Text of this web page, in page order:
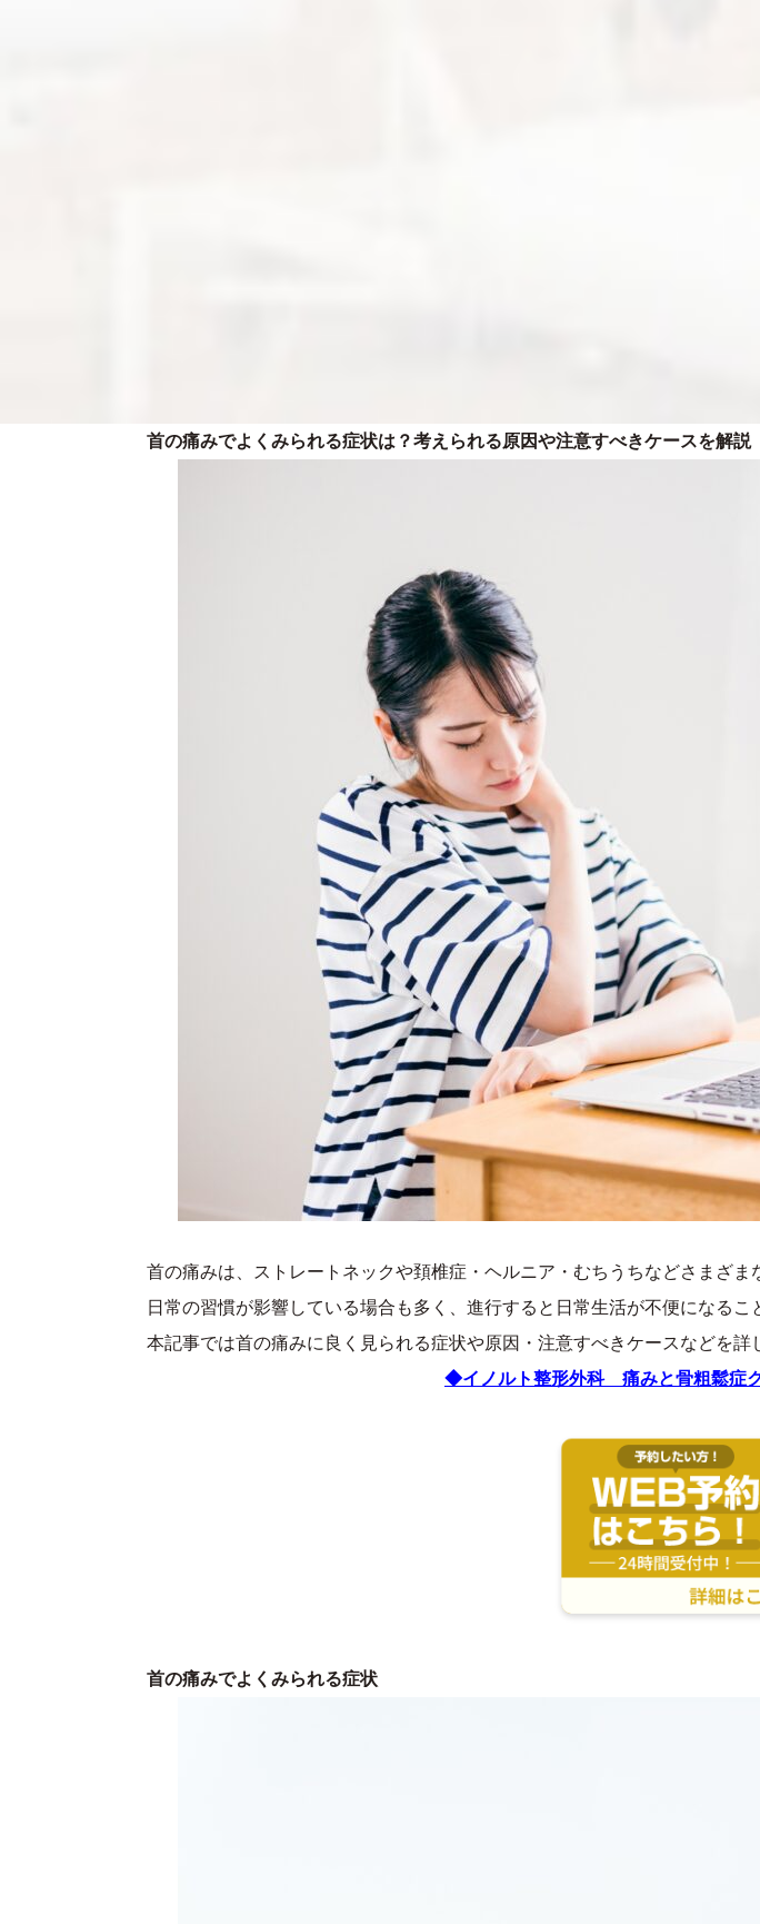
首の痛みでよくみられる症状は？考えられる原因や注意すべきケースを解説
首の痛みは、ストレートネックや頚椎症・ヘルニア・むちうちなどさまざま
日常の習慣が影響している場合も多く、進行すると日常生活が不便になるこ
本記事では首の痛みに良く見られる症状や原因・注意すべきケースなどを詳
◆イノルト整形外科 痛みと骨粗鬆症
首の痛みでよくみられる症状